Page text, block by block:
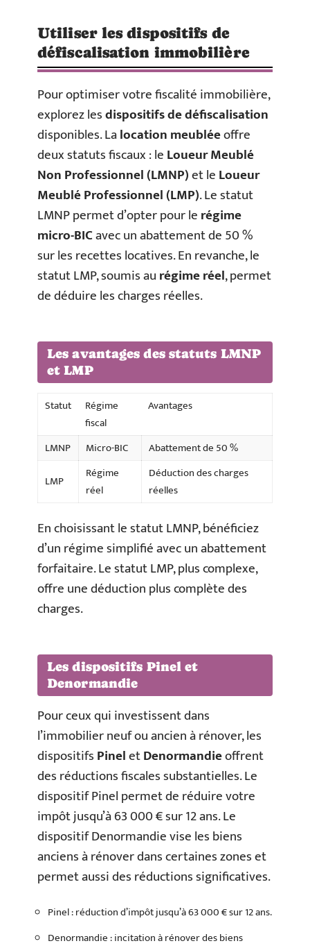
Utiliser les dispositifs de
défiscalisation immobilière
Pour optimiser votre fiscalité immobilière,
explorez lesdispositifs de défiscalisation
disponibles. Lalocation meubléeoffre
deux statuts fiscaux : leLoueur Meublé
Non Professionnel (LMNP)et leLoueur
Meublé Professionnel (LMP). Le statut
LMNP permet d’opter pour lerégime
micro-BICavec un abattement de 50 %
sur les recettes locatives. En revanche, le
statut LMP, soumis aurégime réel, permet
de déduire les charges réelles.
Les avantages des statuts LMNP
et LMP
Statut
Régime
fiscal
Avantages
LMNP Micro-BIC
Abattement de 50 %
LMP
Régime
réel
Déduction des charges
réelles
En choisissant le statut LMNP, bénéficiez
d’un régime simplifié avec un abattement
forfaitaire. Le statut LMP, plus complexe,
offre une déduction plus complète des
charges.
Les dispositifs Pinel et
Denormandie
Pour ceux qui investissent dans
l’immobilier neuf ou ancien à rénover, les
dispositifsPineletDenormandieoffrent
des réductions fiscales substantielles. Le
dispositif Pinel permet de réduire votre
impôt jusqu’à 63 000 € sur 12 ans. Le
dispositif Denormandie vise les biens
anciens à rénover dans certaines zones et
permet aussi des réductions significatives.
Pinel : réduction d’impôt jusqu’à 63 000 € sur 12 ans.
Denormandie : incitation à rénover des biens